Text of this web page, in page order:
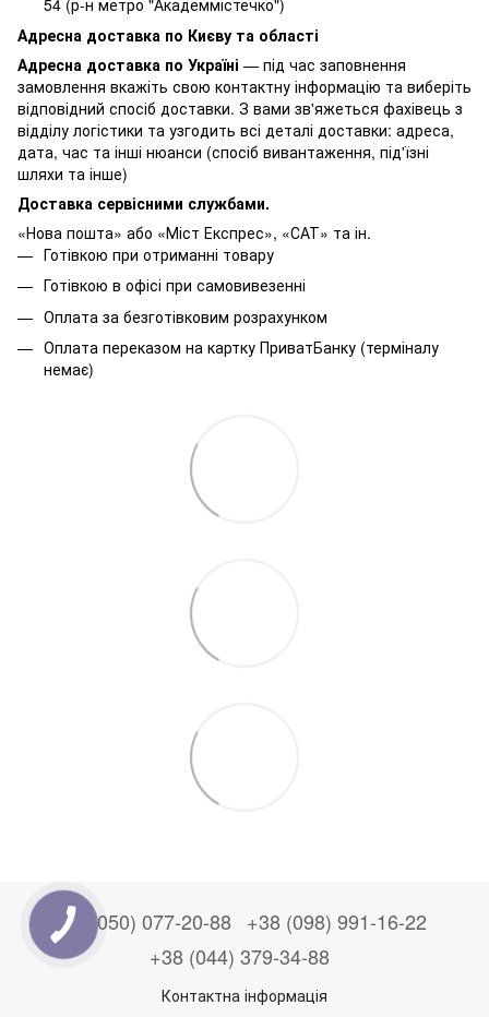
Адресна доставка по Києву та області
Адресна доставка по Україні — під час заповнення
замовлення вкажіть свою контактну інформацію та виберіть
відповідний спосіб доставки. З вами зв'яжеться фахівець з
відділу логістики та узгодить всі деталі доставки: адреса,
дата, час та інші нюанси (спосіб вивантаження, під'їзні
шляхи та інше)
Доставка сервісними службами.
«Нова пошта» або «Міст Експрес», «САТ» та ін.
Готівкою при отриманні товару
Готівкою в офісі при самовивезенні
Оплата за безготівковим розрахунком
Оплата переказом на картку ПриватБанку (терміналу
немає)
+38 (050) 077-20-88 +38 (098) 991-16-22
+38 (044) 379-34-88
Контактна інформація